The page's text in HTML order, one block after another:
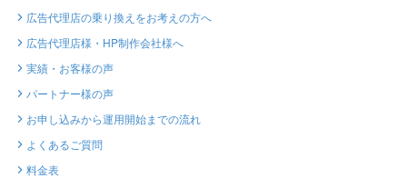
広告代理店の乗り換えをお考えの方へ
広告代理店様・HP制作会社様へ
実績・お客様の声
パートナー様の声
お申し込みから運用開始までの流れ
よくあるご質問
料金表